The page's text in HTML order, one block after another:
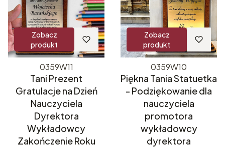
Zobacz
produkt
0359W11
Tani Prezent
Gratulacje na Dzień
Nauczyciela
Dyrektora
Wykładowcy
Zakończenie Roku
Zobacz
produkt
0359W10
Piękna Tania Statuetka
- Podziękowanie dla
nauczyciela
promotora
wykładowcy
dyrektora